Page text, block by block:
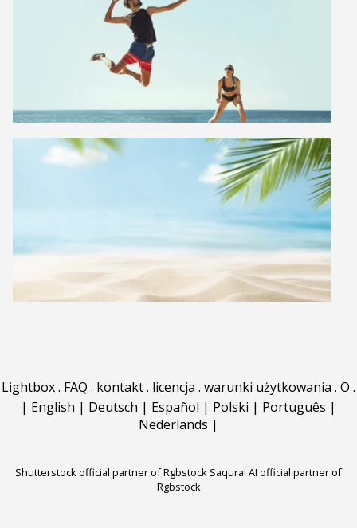
Lightbox. FAQ . kontakt. licencja . warunki użytkowania . O .
| English | Deutsch | Español | Polski | Português |
Nederlands |
Shutterstock official partner of Rgbstock Saqurai AI official partner of
Rgbstock